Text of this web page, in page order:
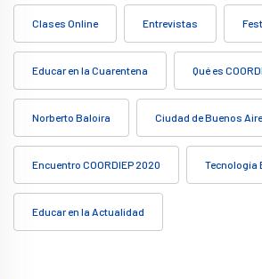
Clases Online Entrevistas
Educar en la Cuarentena Qué es
Norberto Baloira Ciudad de Buenos
Encuentro COORDIEP 2020 Tecnología
Educar en la Actualidad